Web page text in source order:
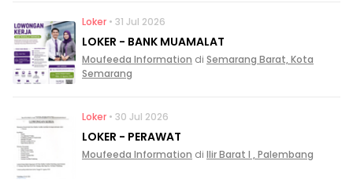
Loker • 31 Jul 2026
LOKER - BANK MUAMALAT
Moufeeda Information di Semarang Barat, Kota
Semarang
Loker • 30 Jul 2026
LOKER - PERAWAT
Moufeeda Information di Ilir Barat I , Palembang